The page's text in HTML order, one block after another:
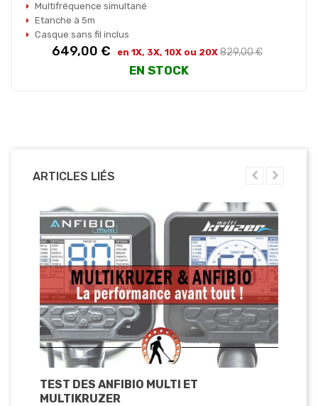
Multifréquence simultané
Etanche à 5m
Casque sans fil inclus
Prix
649,00 € en 1X, 3X, 10X ou 20X Prix
829,00 €
EN STOCK
ARTICLES LIÉS
TEST DES ANFIBIO MULTI ET
MULTIKRUZER